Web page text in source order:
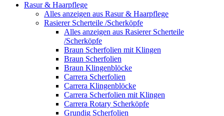
Rasur & Haarpflege
Alles anzeigen aus Rasur & Haarpflege
Rasierer Scherteile /Scherköpfe
Alles anzeigen aus Rasierer Scherteile
/Scherköpfe
Braun Scherfolien mit Klingen
Braun Scherfolien
Braun Klingenblöcke
Carrera Scherfolien
Carrera Klingenblöcke
Carrera Scherfolien mit Klingen
Carrera Rotary Scherköpfe
Grundig Scherfolien